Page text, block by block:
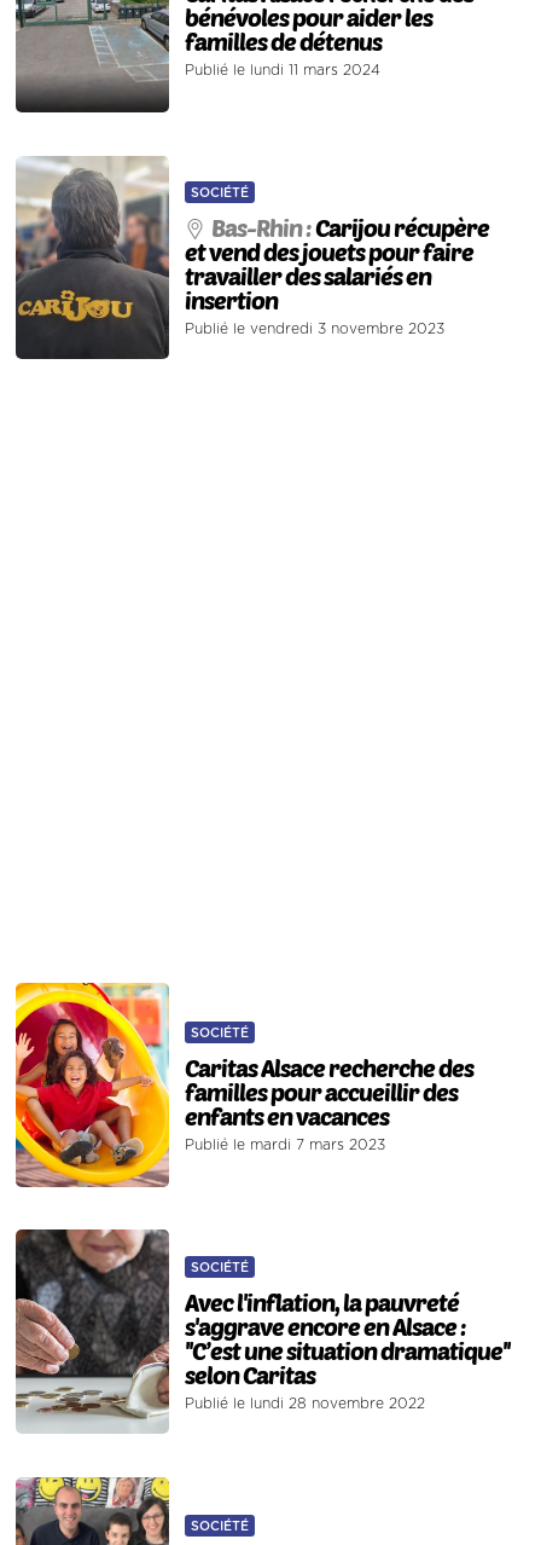
bénévoles pour aider les
familles de détenus
Publié le lundi 11 mars 2024
SOCIÉTÉ
Bas-Rhin :Carijou récupère
et vend des jouets pour faire
travailler des salariés en
insertion
Publié le vendredi 3 novembre 2023
SOCIÉTÉ
Caritas Alsace recherche des
familles pour accueillir des
enfants en vacances
Publié le mardi 7 mars 2023
SOCIÉTÉ
Avec l'inflation, la pauvreté
s'aggrave encore en Alsace :
''C’est une situation dramatique''
selon Caritas
Publié le lundi 28 novembre 2022
SOCIÉTÉ